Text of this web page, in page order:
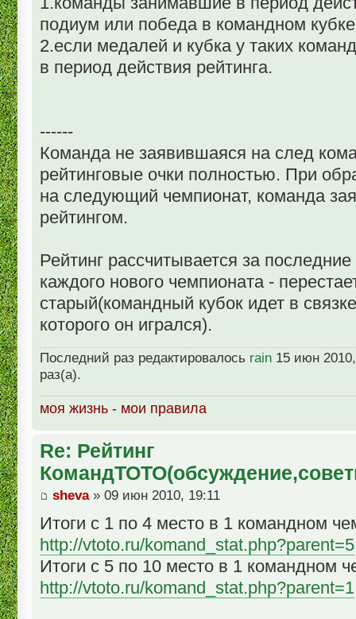
подиум или победа в командном
2.если медалей и кубка у таких
в период действия рейтинга.
------
Команда не заявившаяся на след
рейтинговые очки полностью. При
на следующий чемпионат, команда
рейтингом.
Рейтинг рассчитывается за
каждого нового чемпионата -
старый(командный кубок идет в
которого он игрался).
Последний раз редактировалось rain 15 июн
раз(а).
моя жизнь - мои правила
Re: Рейтинг
sheva» 09 июн 2010, 19:11
Итоги с 1 по 4 место в 1 командном
http://vtoto.ru/komand_stat.php?parent=5
Итоги с 5 по 10 место в 1 командном
http://vtoto.ru/komand_stat.php?parent=1